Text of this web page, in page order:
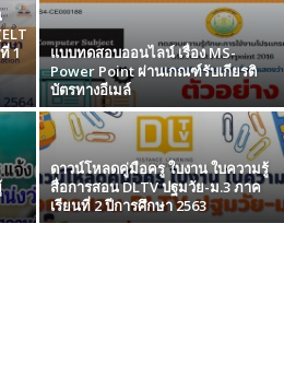
1
แบบทดสอบออนไลน์ เรื่อง MS-
Power Point ผ่านเกณฑ์รับเกียรติ
บัตรทางอีเมล์
ดาวน์โหลดคู่มือครู ใบงาน ใบความรู้
สื่อการสอน DLTV ปฐมวัย-ม.3 ภาค
เรียนที่ 2 ปีการศึกษา 2563